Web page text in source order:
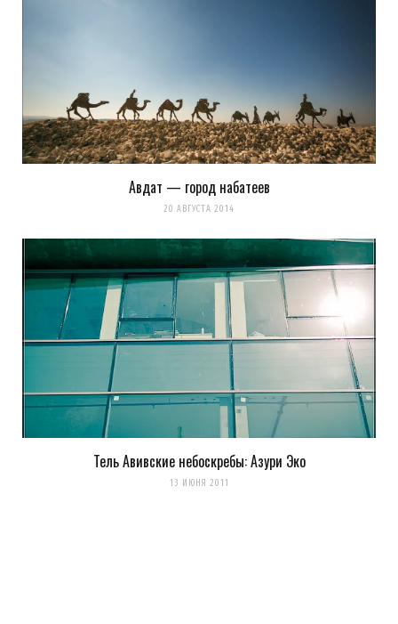
Авдат — город набатеев
20 АВГУСТА 2014
Тель Авивские небоскребы: Азури Эко
13 ИЮНЯ 2011